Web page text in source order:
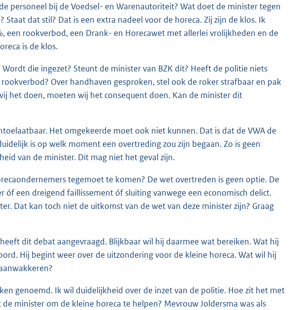
personeel bij de Voedsel- en Warenautoriteit? Wat doet de minister tegen
Staat dat stil? Dat is een extra nadeel voor de horeca. Zij zijn de klos. Ik
een rookverbod, een Drank- en Horecawet met allerlei vrolijkheden en de
is de klos.
die ingezet? Steunt de minister van BZK dit? Heeft de politie niets
Over handhaven gesproken, stel ook de roker strafbaar en pak
het doen, moeten wij het consequent doen. Kan de minister dit
Het omgekeerde moet ook niet kunnen. Dat is dat de VWA de
is op welk moment een overtreding zou zijn begaan. Zo is geen
van de minister. Dit mag niet het geval zijn.
tegemoet te komen? De wet overtreden is geen optie. De
óf een dreigend faillissement óf sluiting vanwege een economisch delict.
Dat kan toch niet de uitkomst van de wet van deze minister zijn? Graag
heeft dit debat aangevraagd. Blijkbaar wil hij daarmee wat bereiken. Wat hij
Hij begint weer over de uitzondering voor de kleine horeca. Wat wil hij
genoemd. Ik wil duidelijkheid over de inzet van de politie. Hoe zit het met
minister om de kleine horeca te helpen? Mevrouw Joldersma was als